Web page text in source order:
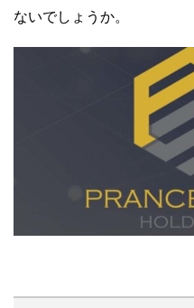
ないでしょうか。